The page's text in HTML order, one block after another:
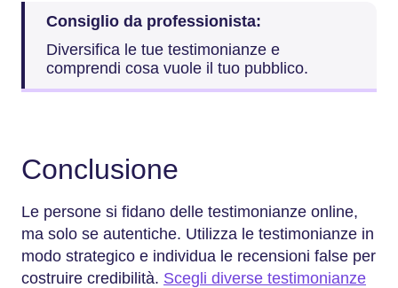
Consiglio da professionista:
Diversifica le tue testimonianze e
comprendi cosa vuole il tuo pubblico.
Conclusione
Le persone si fidano delle testimonianze online,
ma solo se autentiche. Utilizza le testimonianze in
modo strategico e individua le recensioni false per
costruire credibilità. Scegli diverse testimonianze